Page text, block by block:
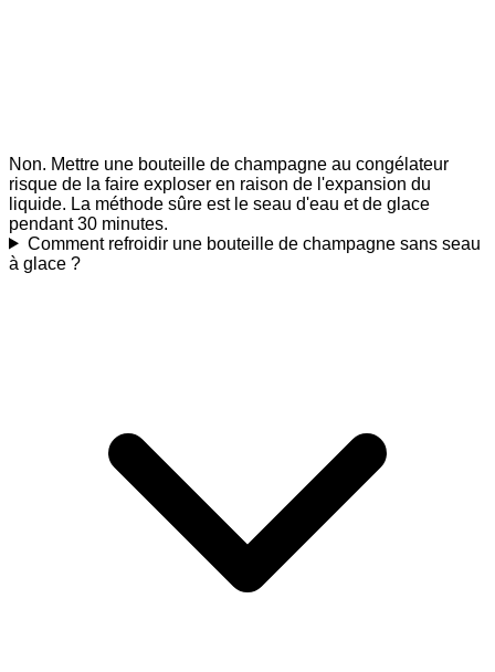
Non. Mettre une bouteille de champagne au congélateur
risque de la faire exploser en raison de l'expansion du
liquide. La méthode sûre est le seau d'eau et de glace
pendant 30 minutes.
Comment refroidir une bouteille de champagne sans seau
à glace ?